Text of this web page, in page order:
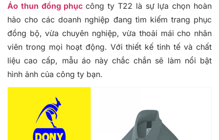
Áo thun đồng phục công ty T22 là sự lựa chọn hoàn
hảo cho các doanh nghiệp đang tìm kiếm trang phục
đồng bộ, vừa chuyên nghiệp, vừa thoải mái cho nhân
viên trong mọi hoạt động. Với thiết kế tinh tế và chất
liệu cao cấp, mẫu áo này chắc chắn sẽ làm nổi bật
hình ảnh của công ty bạn.